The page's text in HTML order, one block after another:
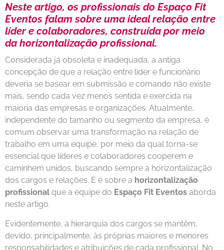
Neste artigo, os profissionais do Espaço Fit
Eventos falam sobre uma ideal relação entre
líder e colaboradores, construída por meio
da horizontalização profissional.
Considerada já obsoleta e inadequada, a antiga
concepção de que a relação entre líder e funcionário
deveria se basear em submissão e comando não existe
mais, sendo cada vez menos sentida e exercida na
maioria das empresas e organizações. Atualmente,
independente do tamanho ou segmento da empresa, é
comum observar uma transformação na relação de
trabalho em uma equipe, por meio da qual torna-se
essencial que líderes e colaboradores cooperem e
caminhem unidos, buscando sempre a horizontalização
dos cargos e relações. E é sobre a horizontalização
profissional que a equipe do Espaço Fit Eventos aborda
neste artigo.
Evidentemente, a hierarquia dos cargos se mantêm,
devido, principalmente, às próprias maiores e menores
responsabilidades e atribuições de cada profissional. No